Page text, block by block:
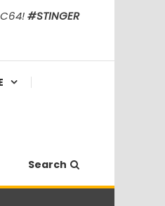
C64!#STINGER
Search